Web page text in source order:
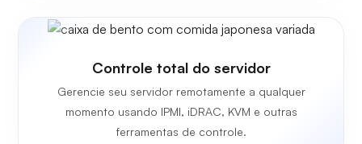
Controle total do servidor
Gerencie seu servidor remotamente a qualquer
momento usando IPMI, iDRAC, KVM e outras
ferramentas de controle.